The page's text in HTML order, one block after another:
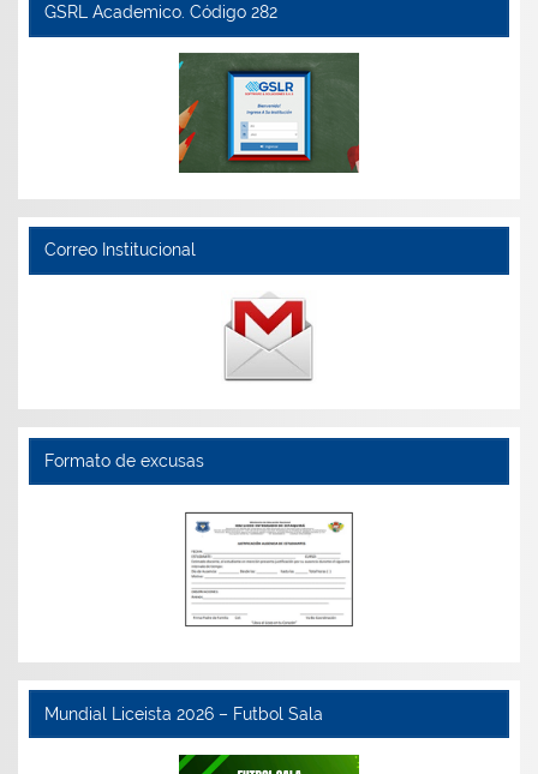
GSRL Academico. Código 282
Correo Institucional
Formato de excusas
Mundial Liceista 2026 – Futbol Sala